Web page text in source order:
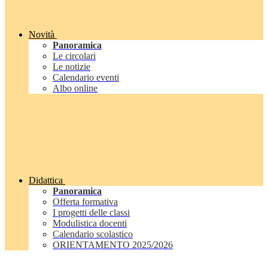
Novità
Panoramica
Le circolari
Le notizie
Calendario eventi
Albo online
Didattica
Panoramica
Offerta formativa
I progetti delle classi
Modulistica docenti
Calendario scolastico
ORIENTAMENTO 2025/2026